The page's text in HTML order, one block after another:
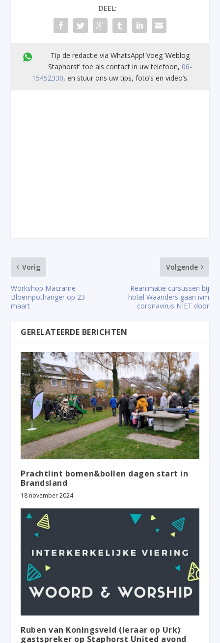
DEEL:
Tip de redactie via WhatsApp! Voeg ’Weblog
Staphorst' toe als contact in uw telefoon, 06-
15452330, en stuur ons uw tips, foto’s en video’s.
Vorig
Workshop Macrame
Bloempothanger op 23
maart
Volgende
Reanimatie cursussen bij
hotel Waanders gaan ivm
coronavirus NIET door
GERELATEERDE BERICHTEN
Prachtlint bomen&bollen dagen start in
Brandsland
18 november 2024
Ruben van Koningsveld (leraar op Urk)
gastspreker op Staphorst United avond